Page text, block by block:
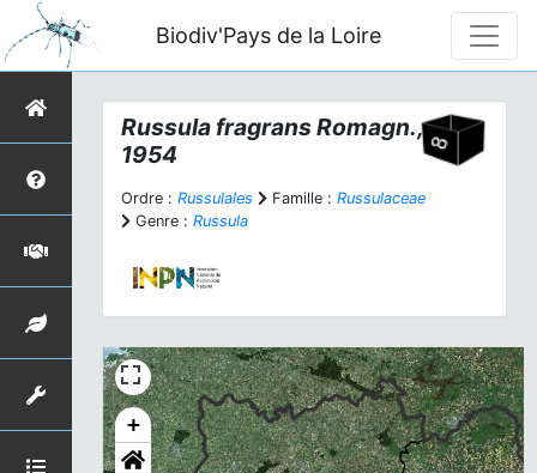
Biodiv'Pays de la Loire
Russula fragrans Romagn.,
1954
Ordre : Russulales Famille : Russulaceae
Genre : Russula
+